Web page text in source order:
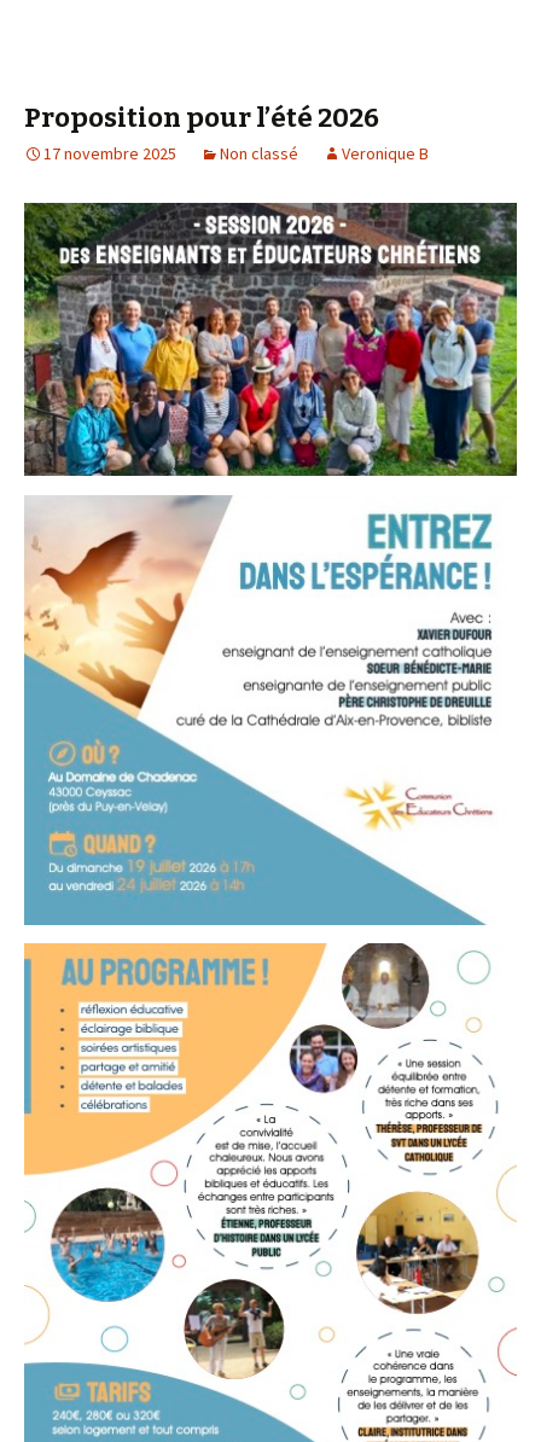
Proposition pour l’été 2026
17 novembre 2025 Non classé Veronique B